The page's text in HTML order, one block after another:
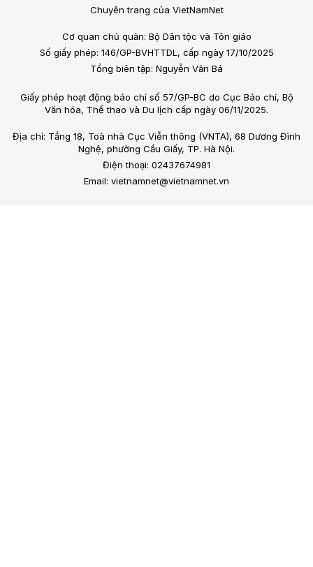
Chuyên trang của VietNamNet
Cơ quan chủ quản: Bộ Dân tộc và Tôn giáo
Số giấy phép: 146/GP-BVHTTDL, cấp ngày 17/10/2025
Tổng biên tập: Nguyễn Văn Bá
Giấy phép hoạt động báo chí số 57/GP-BC do Cục Báo chí, Bộ
Văn hóa, Thể thao và Du lịch cấp ngày 06/11/2025.
Địa chỉ: Tầng 18, Toà nhà Cục Viễn thông (VNTA), 68 Dương Đình
Nghệ, phường Cầu Giấy, TP. Hà Nội.
Điện thoại: 02437674981
Email: vietnamnet@vietnamnet.vn